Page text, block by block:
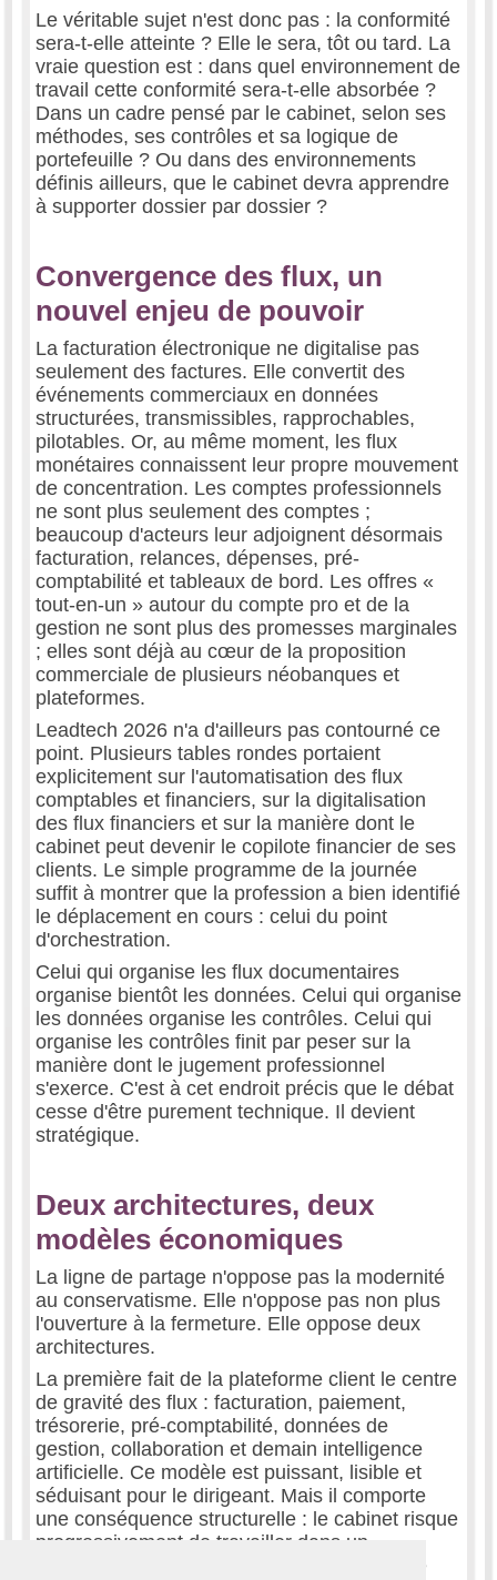
Le véritable sujet n'est donc pas : la conformité
sera-t-elle atteinte ? Elle le sera, tôt ou tard. La
vraie question est : dans quel environnement de
travail cette conformité sera-t-elle absorbée ?
Dans un cadre pensé par le cabinet, selon ses
méthodes, ses contrôles et sa logique de
portefeuille ? Ou dans des environnements
définis ailleurs, que le cabinet devra apprendre
à supporter dossier par dossier ?
Convergence des flux, un
nouvel enjeu de pouvoir
La facturation électronique ne digitalise pas
seulement des factures. Elle convertit des
événements commerciaux en données
structurées, transmissibles, rapprochables,
pilotables. Or, au même moment, les flux
monétaires connaissent leur propre mouvement
de concentration. Les comptes professionnels
ne sont plus seulement des comptes ;
beaucoup d'acteurs leur adjoignent désormais
facturation, relances, dépenses, pré-
comptabilité et tableaux de bord. Les offres «
tout-en-un » autour du compte pro et de la
gestion ne sont plus des promesses marginales
; elles sont déjà au cœur de la proposition
commerciale de plusieurs néobanques et
plateformes.
Leadtech 2026 n'a d'ailleurs pas contourné ce
point. Plusieurs tables rondes portaient
explicitement sur l'automatisation des flux
comptables et financiers, sur la digitalisation
des flux financiers et sur la manière dont le
cabinet peut devenir le copilote financier de ses
clients. Le simple programme de la journée
suffit à montrer que la profession a bien identifié
le déplacement en cours : celui du point
d'orchestration.
Celui qui organise les flux documentaires
organise bientôt les données. Celui qui organise
les données organise les contrôles. Celui qui
organise les contrôles finit par peser sur la
manière dont le jugement professionnel
s'exerce. C'est à cet endroit précis que le débat
cesse d'être purement technique. Il devient
stratégique.
Deux architectures, deux
modèles économiques
La ligne de partage n'oppose pas la modernité
au conservatisme. Elle n'oppose pas non plus
l'ouverture à la fermeture. Elle oppose deux
architectures.
La première fait de la plateforme client le centre
de gravité des flux : facturation, paiement,
trésorerie, pré-comptabilité, données de
gestion, collaboration et demain intelligence
artificielle. Ce modèle est puissant, lisible et
séduisant pour le dirigeant. Mais il comporte
une conséquence structurelle : le cabinet risque
progressivement de travailler dans un
environnement qu'il n'a pas conçu, dont il ne